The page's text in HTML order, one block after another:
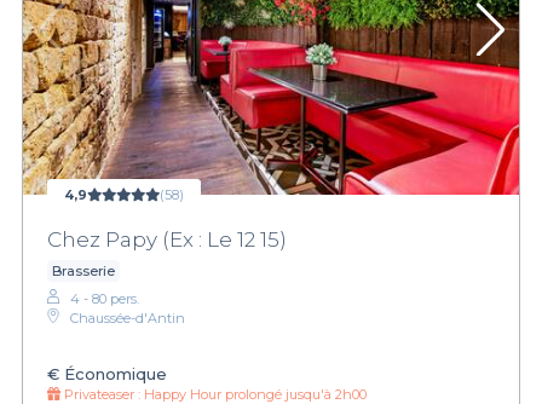
4,9 (58)
Chez Papy (Ex : Le 12 15)
Brasserie
4 - 80 pers.
Chaussée-d'Antin
€ Économique
Privateaser : Happy Hour prolongé jusqu'à 2h00